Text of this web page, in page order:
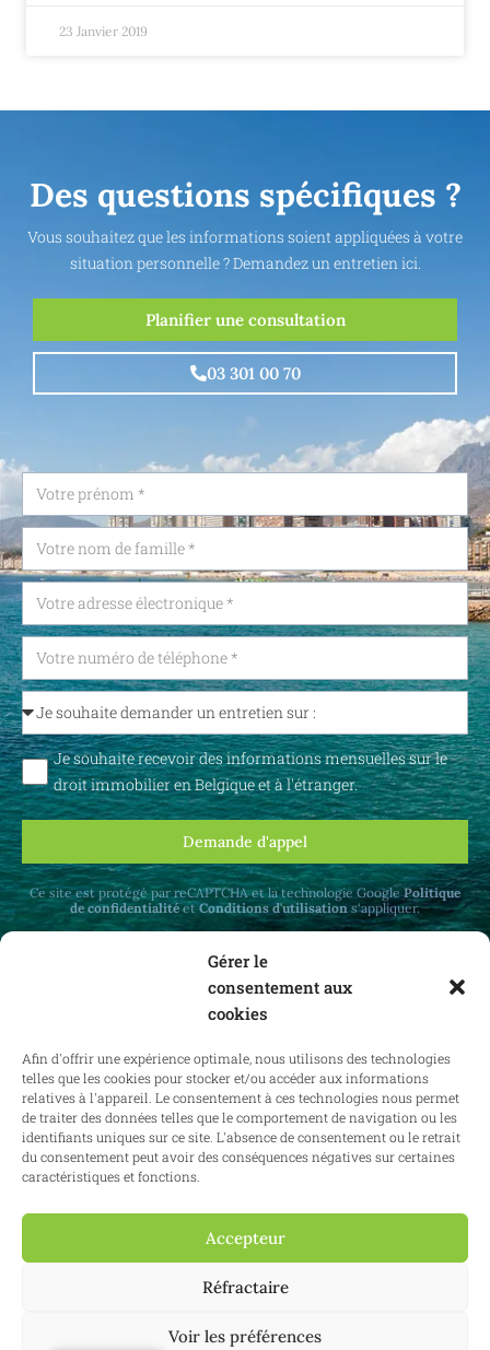
Gérer le
consentement aux
cookies
Afin d'offrir une expérience optimale, nous utilisons des technologies
telles que les cookies pour stocker et/ou accéder aux informations
relatives à l'appareil. Le consentement à ces technologies nous permet
de traiter des données telles que le comportement de navigation ou les
identifiants uniques sur ce site. L'absence de consentement ou le retrait
du consentement peut avoir des conséquences négatives sur certaines
caractéristiques et fonctions.
Accepteur
Réfractaire
Voir les préférences
23 Janvier 2019
Des questions spécifiques ?
Vous souhaitez que les informations soient appliquées à votre
situation personnelle ? Demandez un entretien ici.
Planifier une consultation
03 301 00 70
Je souhaite recevoir des informations mensuelles sur le
droit immobilier en Belgique et à l'étranger.
Demande d'appel
Ce site est protégé par reCAPTCHA et la technologie GooglePolitique
de confidentialitéetConditions d'utilisation s'appliquer.
Recevez des mises à jour mensuelles sur le
droit immobilier en Belgique et à l'étranger.
2025 Confianz - Tous droits réservés.Conditions générales d'utilisation
0713.777.468 & 0804.310.043